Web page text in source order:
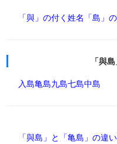
「與」の付く姓名 「島」
「與
入島亀島九島七島中島
「與島」と「亀島」の違い